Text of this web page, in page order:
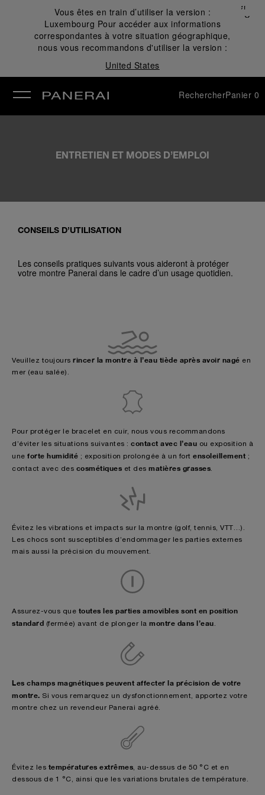
Vous êtes en train d’utiliser la version :
Luxembourg Pour accéder aux informations
correspondantes à votre situation géographique,
nous vous recommandons d'utiliser la version :
United States
Fermer
✕
RechercherPanier 0
ENTRETIEN ET MODES D’EMPLOI
CONSEILS D’UTILISATION
Les conseils pratiques suivants vous aideront à protéger
votre montre Panerai dans le cadre d’un usage quotidien.
Veuillez toujours rincer la montre à l’eau tiède après avoir nagé en
mer (eau salée).
Pour protéger le bracelet en cuir, nous vous recommandons
d’éviter les situations suivantes : contact avec l’eau ou exposition à
une forte humidité ; exposition prolongée à un fort ensoleillement ;
contact avec des cosmétiques et des matières grasses
Évitez les vibrations et impacts sur la montre (golf, tennis, VTT…).
Les chocs sont susceptibles d’endommager les parties externes
mais aussi la précision du mouvement.
Assurez-vous que toutes les parties amovibles sont en position
standard (fermée) avant de plonger la montre dans l’eau
Les champs magnétiques peuvent affecter la précision de votre
montre. Si vous remarquez un dysfonctionnement, apportez votre
montre chez un revendeur Panerai agréé.
Évitez les températures extrêmes , au-dessus de 50 °C et en
dessous de 1 °C, ainsi que les variations brutales de température.